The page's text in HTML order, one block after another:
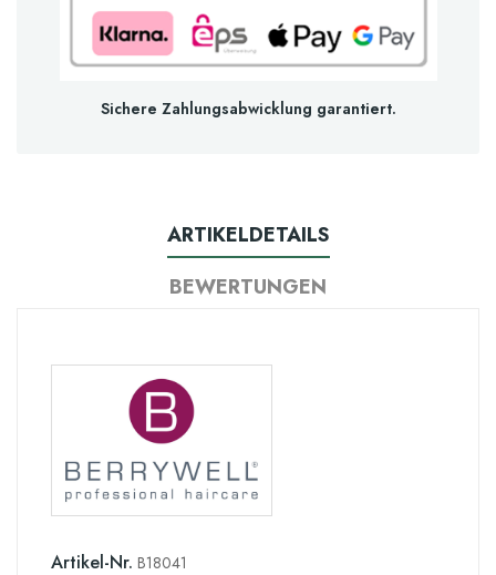
Sichere Zahlungsabwicklung garantiert.
ARTIKELDETAILS
BEWERTUNGEN
Artikel-Nr. B18041